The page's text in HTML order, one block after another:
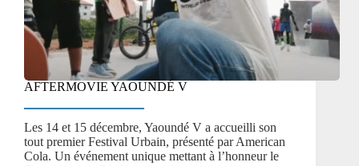
AFTERMOVIE YAOUNDÉ V
Les 14 et 15 décembre, Yaoundé V a accueilli son
tout premier Festival Urbain, présenté par American
Cola. Un événement unique mettant à l’honneur le